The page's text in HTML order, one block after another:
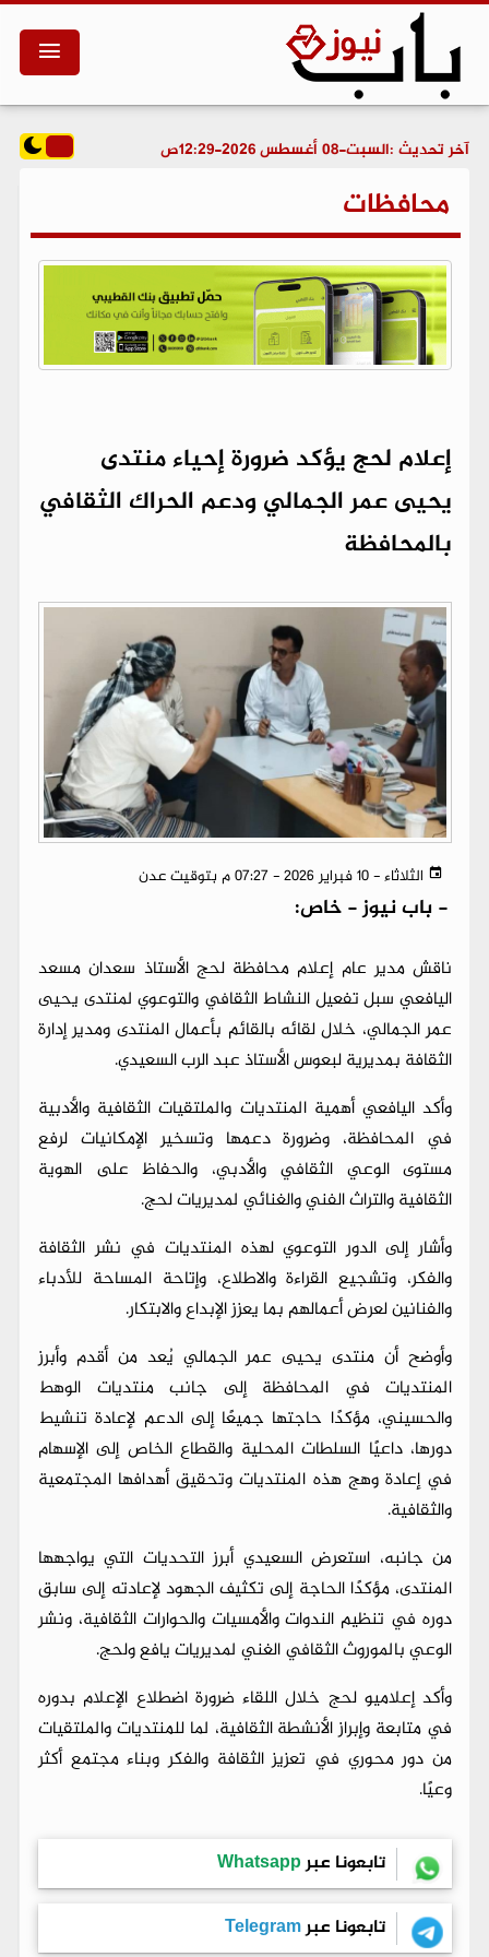
آخر تحديث :السبت-08 أغسطس 2026-12:29ص
محافظات
إعلام لحج يؤكد ضرورة إحياء منتدى
يحيى عمر الجمالي ودعم الحراك الثقافي
بالمحافظة
الثلاثاء - 10 فبراير 2026 - 07:27 م بتوقيت عدن
- باب نيوز - خاص:
ناقش مدير عام إعلام محافظة لحج الأستاذ سعدان مسعد
اليافعي سبل تفعيل النشاط الثقافي والتوعوي لمنتدى يحيى
عمر الجمالي، خلال لقائه بالقائم بأعمال المنتدى ومدير إدارة
الثقافة بمديرية لبعوس الأستاذ عبد الرب السعيدي.
وأكد اليافعي أهمية المنتديات والملتقيات الثقافية والأدبية
في المحافظة، وضرورة دعمها وتسخير الإمكانيات لرفع
مستوى الوعي الثقافي والأدبي، والحفاظ على الهوية
الثقافية والتراث الفني والغنائي لمديريات لحج.
وأشار إلى الدور التوعوي لهذه المنتديات في نشر الثقافة
والفكر، وتشجيع القراءة والاطلاع، وإتاحة المساحة للأدباء
والفنانين لعرض أعمالهم بما يعزز الإبداع والابتكار.
وأوضح أن منتدى يحيى عمر الجمالي يُعد من أقدم وأبرز
المنتديات في المحافظة إلى جانب منتديات الوهط
والحسيني، مؤكدًا حاجتها جميعًا إلى الدعم لإعادة تنشيط
دورها، داعيًا السلطات المحلية والقطاع الخاص إلى الإسهام
في إعادة وهج هذه المنتديات وتحقيق أهدافها المجتمعية
والثقافية.
من جانبه، استعرض السعيدي أبرز التحديات التي يواجهها
المنتدى، مؤكدًا الحاجة إلى تكثيف الجهود لإعادته إلى سابق
دوره في تنظيم الندوات والأمسيات والحوارات الثقافية، ونشر
الوعي بالموروث الثقافي الغني لمديريات يافع ولحج.
وأكد إعلاميو لحج خلال اللقاء ضرورة اضطلاع الإعلام بدوره
في متابعة وإبراز الأنشطة الثقافية، لما للمنتديات والملتقيات
من دور محوري في تعزيز الثقافة والفكر وبناء مجتمع أكثر
وعيًا.
تابعونا عبرWhatsapp
تابعونا عبرTelegram